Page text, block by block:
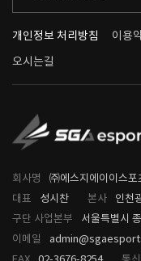
개인정보 처리방침 이용
오시는길
회사명 ㈜에스지에이이스포
대표
성시찬 본사
인천
구단 사업본부
서울특별시
이메일